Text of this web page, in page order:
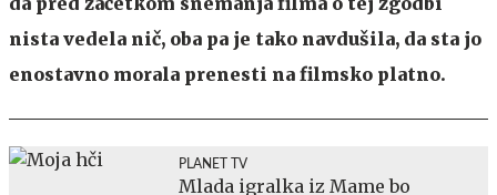
nista vedela nič, oba pa je tako navdušila, da sta jo
enostavno morala prenesti na filmsko platno.
PLANET TV
Mlada igralka iz Mame bo